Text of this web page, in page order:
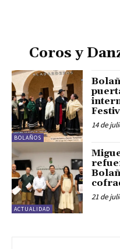
Coros y
BOLAÑOS
14 de
ACTUALIDAD
21 de